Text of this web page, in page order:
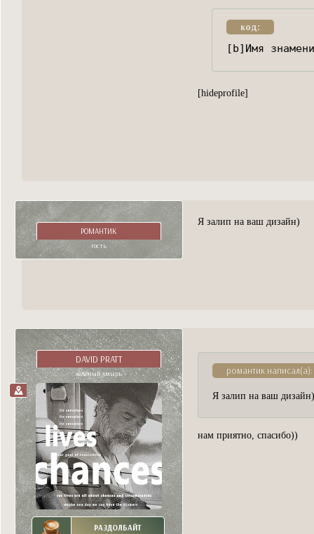
код:
[b]Имя
[hideprofile]
РОМАНТИК
гость
Я залип на ваш дизайн)
DAVID PRATT
холёный хмырь
РАЗДОЛБАЙТ
романтик написал(а):
Я залип на ваш дизайн)
нам приятно, спасибо))